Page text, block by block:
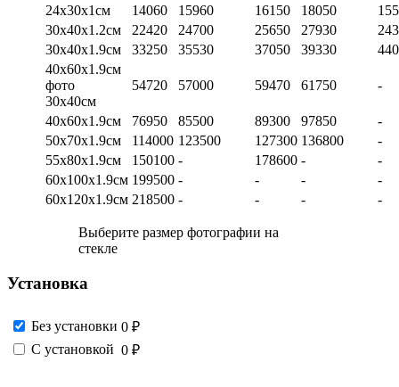
24х30х1см
14060 15960 16150 18050
30х40х1.2см
22420 24700 25650 27930
30х40х1.9см
33250 35530 37050 39330
40х60х1.9см
фото
30х40см
54720 57000 59470 61750 -
40х60х1.9см 76950 85500 89300 97850
-
50х70х1.9см
114000 123500 127300 136800
-
55х80х1.9см
150100 - 178600 -
-
60х100х1.9см 199500 - - -
-
60х120х1.9см 218500 - - - -
Выберите размер фотографии на
стекле
Установка
Без установки 0 ₽
С установкой 0 ₽